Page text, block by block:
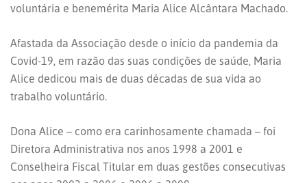
voluntária e benemérita Maria Alice Alcântara Machado.
Afastada da Associação desde o início da pandemia da
Covid-19, em razão das suas condições de saúde, Maria
Alice dedicou mais de duas décadas de sua vida ao
trabalho voluntário.
Dona Alice – como era carinhosamente chamada – foi
Diretora Administrativa nos anos 1998 a 2001 e
Conselheira Fiscal Titular em duas gestões consecutivas